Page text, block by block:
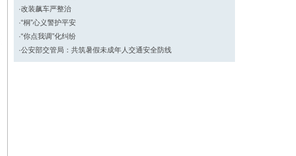
·改装飙车严整治
·“桐”心义警护平安
·“你点我调”化纠纷
·公安部交管局：共筑暑假未成年人交通安全防线